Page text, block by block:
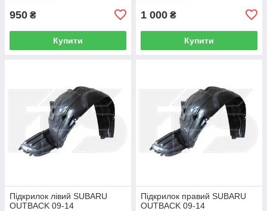
950 ₴
Купити
1 000 ₴
Купити
Підкрилок лівий SUBARU
OUTBACK 09-14
Підкрилок правий SUBARU
OUTBACK 09-14